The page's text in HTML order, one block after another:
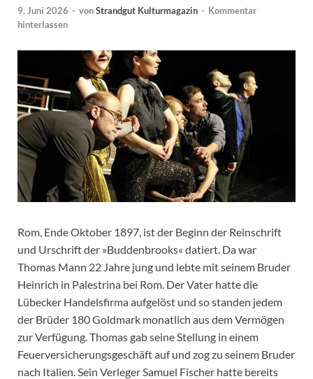
9. Juni 2026 - vonStrandgut Kulturmagazin - Kommentar
hinterlassen
Rom, Ende Oktober 1897, ist der Beginn der Reinschrift
und Urschrift der »Buddenbrooks« datiert. Da war
Thomas Mann 22 Jahre jung und lebte mit seinem Bruder
Heinrich in Palestrina bei Rom. Der Vater hatte die
Lübecker Handelsfirma aufgelöst und so standen jedem
der Brüder 180 Goldmark monatlich aus dem Vermögen
zur Verfügung. Thomas gab seine Stellung in einem
Feuerversicherungsgeschäft auf und zog zu seinem Bruder
nach Italien. Sein Verleger Samuel Fischer hatte bereits